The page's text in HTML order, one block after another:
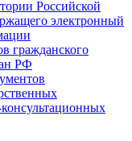
Российской
электронный
гражданского
РФ